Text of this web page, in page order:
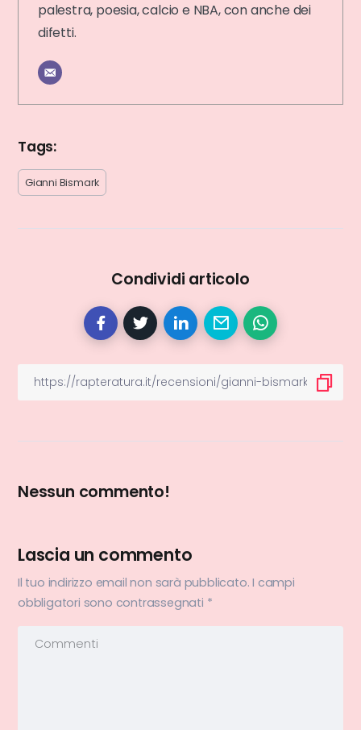
palestra, poesia, calcio e NBA, con anche dei
difetti.
Tags:
Gianni Bismark
Condividi articolo
Nessun commento!
Lascia un commento
Il tuo indirizzo email non sarà pubblicato. I campi
obbligatori sono contrassegnati *